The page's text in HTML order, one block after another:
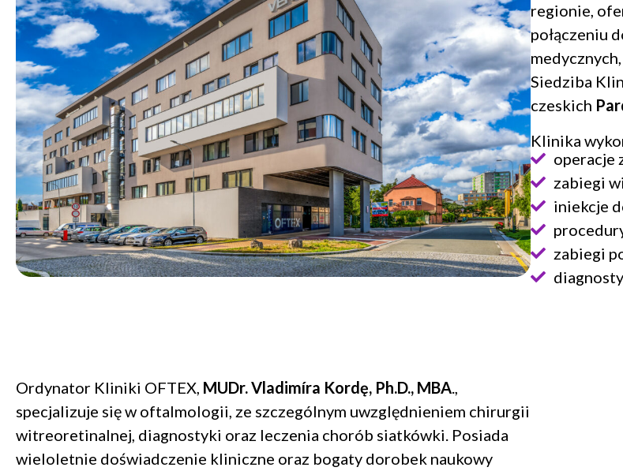
regionie,
połączeniu
Siedziba
czeskich
Klinika
operacje
zabiegi
iniekcje
zabiegi
Ordynator Kliniki OFTEX, MUDr. Vladimíra Kordę, Ph.D., MBA.,
specjalizuje się w oftalmologii, ze szczególnym uwzględnieniem chirurgii
witreoretinalnej, diagnostyki oraz leczenia chorób siatkówki. Posiada
wieloletnie doświadczenie kliniczne oraz bogaty dorobek naukowy